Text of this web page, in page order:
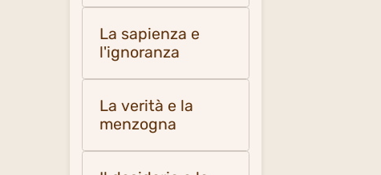
La sapienza e
l'ignoranza
La verità e la
menzogna